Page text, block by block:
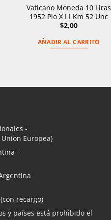
Vaticano Moneda 10 Liras
1952 Pio X I I Km 52 Unc
$2,00
AÑADIR AL CARRITO
-
Union Europea)
-
recargo)
y países está prohibido el